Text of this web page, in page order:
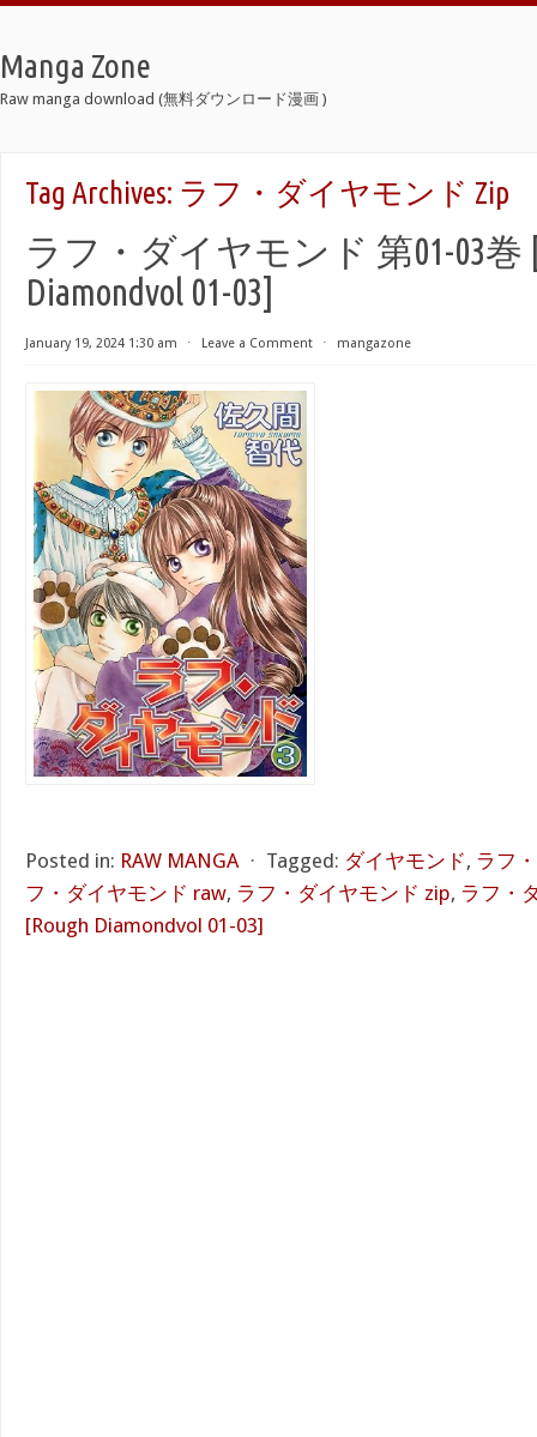
Manga Zone
Raw manga download (無料ダウンロード漫画 )
Tag Archives: ラフ・ダイヤモンド Zip
ラフ・ダイヤモンド 第01-03巻
Diamondvol 01-03]
January 19, 2024 1:30 am ⋅ Leave a Comment ⋅ mangazone
Posted in: RAW MANGA ⋅ Tagged: ダイヤモンド, ラフ
フ・ダイヤモンド raw, ラフ・ダイヤモンド zip, ラフ・
[Rough Diamondvol 01-03]